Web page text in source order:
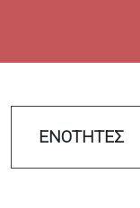
ΕΝΟΤΗΤΕΣ